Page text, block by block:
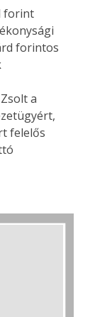
forint
forintos
a
felelős